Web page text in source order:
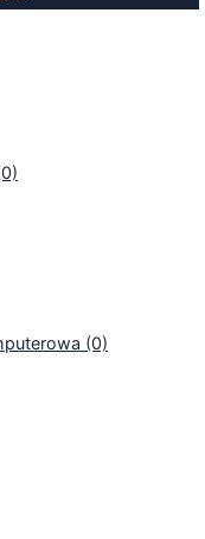
(0)